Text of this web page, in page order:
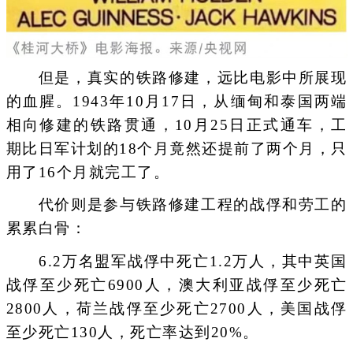
但是，真实的铁路修建，远比电影中所展现
的血腥。1943年10月17日，从缅甸和泰国两端
相向修建的铁路贯通，10月25日正式通车，工
期比日军计划的18个月竟然还提前了两个月，只
用了16个月就完工了。
代价则是参与铁路修建工程的战俘和劳工的
累累白骨：
6.2万名盟军战俘中死亡1.2万人，其中英国
战俘至少死亡6900人，澳大利亚战俘至少死亡
2800人，荷兰战俘至少死亡2700人，美国战俘
至少死亡130人，死亡率达到20%。